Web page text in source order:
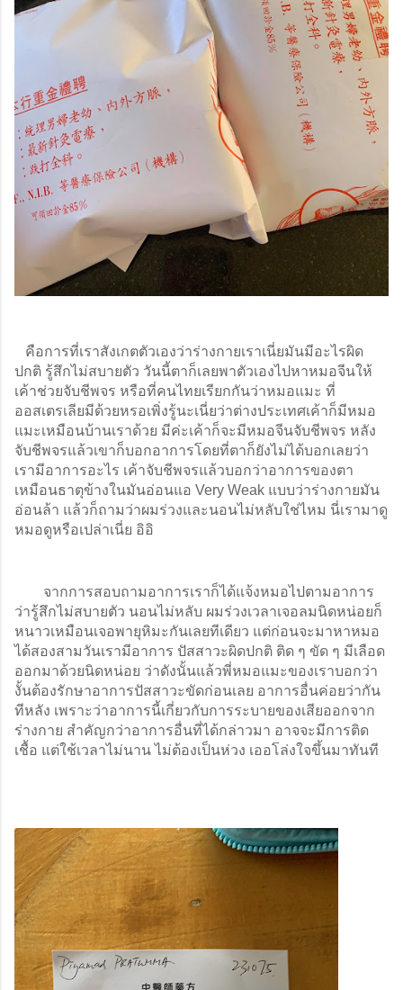
คือการที่เราสังเกตตัวเองว่าร่างกายเราเนี่ยมันมีอะไรผิด
ปกติ รู้สึกไม่สบายตัว วันนี้ตาก็เลยพาตัวเองไปหาหมอจีนให้
เค้าช่วยจับชีพจร หรือที่คนไทยเรียกกันว่าหมอแมะ ที่
ออสเตรเลียมีด้วยหรอเพิ่งรู้นะเนี่ยว่าต่างประเทศเค้าก็มีหมอ
แมะเหมือนบ้านเราด้วย มีค่ะเค้าก็จะมีหมอจีนจับชีพจร หลัง
จับชีพจรแล้วเขาก็บอกอาการโดยที่ตาก็ยังไม่ได้บอกเลยว่า
เรามีอาการอะไร เค้าจับชีพจรแล้วบอกว่าอาการของตา
เหมือนธาตุข้างในมันอ่อนแอ Very Weak แบบว่าร่างกายมัน
อ่อนล้า แล้วก็ถามว่าผมร่วงและนอนไม่หลับใช่ไหม นี่เรามาดู
หมอดูหรือเปล่าเนี่ย อิอิ
จากการสอบถามอาการเราก็ได้แจ้งหมอไปตามอาการ
ว่ารู้สึกไม่สบายตัว นอนไม่หลับ ผมร่วงเวลาเจอลมนิดหน่อยก็
หนาวเหมือนเจอพายุหิมะกันเลยทีเดียว แต่ก่อนจะมาหาหมอ
ได้สองสามวันเรามีอาการ ปัสสาวะผิดปกติ ติด ๆ ขัด ๆ มีเลือด
ออกมาด้วยนิดหน่อย ว่าดังนั้นแล้วพี่หมอแมะของเราบอกว่า
งั้นต้องรักษาอาการปัสสาวะขัดก่อนเลย อาการอื่นค่อยว่ากัน
ทีหลัง เพราะว่าอาการนี้เกี่ยวกับการระบายของเสียออกจาก
ร่างกาย สำคัญกว่าอาการอื่นที่ได้กล่าวมา อาจจะมีการติด
เชื้อ แต่ใช้เวลาไม่นาน ไม่ต้องเป็นห่วง เออโล่งใจขึ้นมาทันที